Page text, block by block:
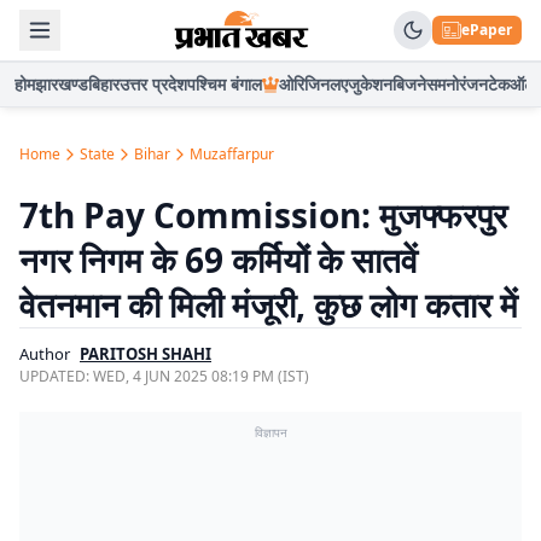
ePaper
होमझारखण्डबिहारउत्तर प्रदेशपश्चिम बंगाल ओरिजिनलएजुकेशनबिजनेसमनोरंजनटेकऑटो
Home State Bihar Muzaffarpur
7th Pay Commission: मुजफ्फरपुर
नगर निगम के 69 कर्मियों के सातवें
वेतनमान की मिली मंजूरी, कुछ लोग कतार में
Author PARITOSH SHAHI
UPDATED:WED, 4 JUN 2025 08:19 PM (IST)
विज्ञापन